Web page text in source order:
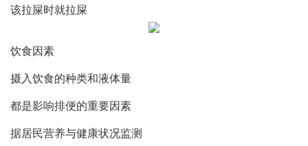
该拉屎时就拉屎
饮食因素
摄入饮食的种类和液体量
都是影响排便的重要因素
据居民营养与健康状况监测